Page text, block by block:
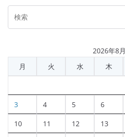
2026年8月
月
火 水 木
3 4 5 6
10 11 12 13